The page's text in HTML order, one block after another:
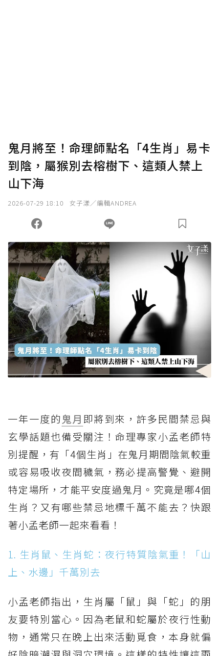
確認送出
您當前剩餘 U 利點數：0點；前往 購買點數
鬼月將至！命理師點名「4生肖」易卡
到陰，屬猴別去榕樹下、這類人禁上
山下海
2026-07-29 18:10 女子漾／編輯ANDREA
一年一度的 鬼月 即將到來，許多民間禁忌與
玄學話題也備受關注！命理專家小孟老師特
別提醒，有「4個生肖」在鬼月期間陰氣較重
或容易吸收夜間穢氣，務必提高警覺、避開
特定場所，才能平安度過鬼月。究竟是哪4個
生肖？又有哪些禁忌地標千萬不能去？快跟
著小孟老師一起來看看！
1. 生肖鼠、生肖蛇：夜行特質陰氣重！「山
上、水邊」千萬別去
小孟老師指出，生肖屬「鼠」與「蛇」的朋
友要特別當心。因為老鼠和蛇屬於夜行性動
物，通常只在晚上出來活動覓食，本身就偏